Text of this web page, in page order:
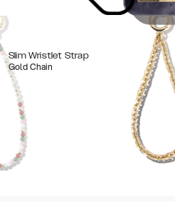
Slim Wristlet Strap
Gold Chain